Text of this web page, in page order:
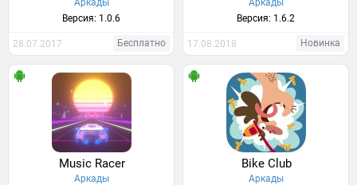
Аркады
Версия: 1.0.6
28.07.2017 Бесплатно
Аркады
Версия: 1.6.2
17.08.2018 Новинка
Music Racer
Аркады
Bike Club
Аркады